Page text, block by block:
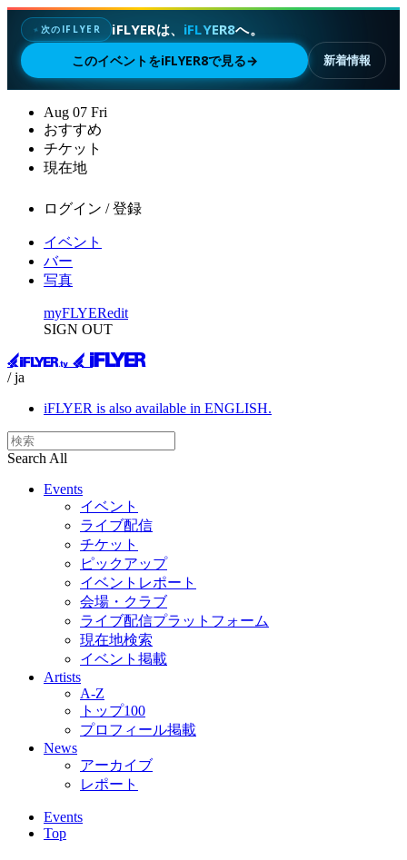
✦次のIFLYER iFLYERは、 iFLYER8へ。
このイベントをiFLYER8で見る→ 新着情報
Aug 07 Fri
おすすめ
チケット
現在地
ログイン / 登録
イベント
バー
写真
myFLYERedit
SIGN OUT
/ ja
iFLYER is also available in ENGLISH.
Search All
Events
イベント
ライブ配信
チケット
ピックアップ
イベントレポート
会場・クラブ
ライブ配信プラットフォーム
現在地検索
イベント掲載
Artists
A-Z
トップ100
プロフィール掲載
News
アーカイブ
レポート
Events
Top